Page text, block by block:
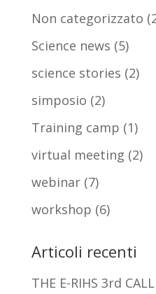
Non categorizzato
Science news (5)
science stories (2)
simposio (2)
Training camp (1)
virtual meeting (2)
webinar(7)
workshop (6)
Articoli recenti
THE E-RIHS 3rd CALL